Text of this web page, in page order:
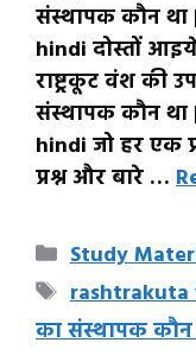
संस्थापक कौन
hindi दोस्तों
राष्ट्रकूट वंश की
संस्थापक कौन
hindi जो हर एक
प्रश्न और बारे …
Categories
Study
Tags
rashtrakuta
का संस्थापक कौन